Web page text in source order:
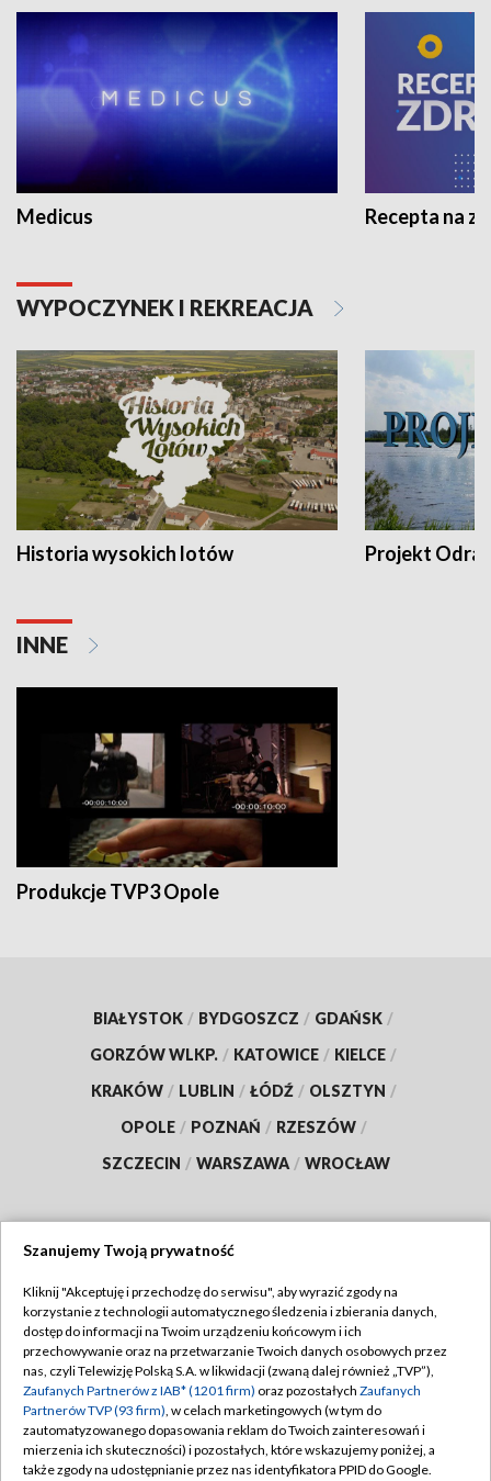
Medicus Recepta na
WYPOCZYNEK I REKREACJA
Historia wysokich lotów Projekt Odra
INNE
Produkcje TVP3 Opole
BIAŁYSTOK / BYDGOSZCZ / GDAŃSK /
GORZÓW WLKP. / KATOWICE / KIELCE /
KRAKÓW / LUBLIN / ŁÓDŹ / OLSZTYN /
OPOLE / POZNAŃ / RZESZÓW /
SZCZECIN / WARSZAWA / WROCŁAW
TVP
Abonament TVP
Emisja w TVP
Centrum informacji TVP
Naziemna Telewizja Cyfrowa
Regulamin TVP
Polityka prywatności
Moje zgody
Pomoc
Szanujemy Twoją prywatność
Kliknij "Akceptuję i przechodzę do serwisu", aby wyrazić zgody na
korzystanie z technologii automatycznego śledzenia i zbierania danych,
dostęp do informacji na Twoim urządzeniu końcowym i ich
przechowywanie oraz na przetwarzanie Twoich danych osobowych przez
nas, czyli Telewizję Polską S.A. w likwidacji (zwaną dalej również „TVP”),
Zaufanych Partnerów z IAB* (1201 firm) oraz pozostałych Zaufanych
Partnerów TVP (93 firm), w celach marketingowych (w tym do
zautomatyzowanego dopasowania reklam do Twoich zainteresowań i
mierzenia ich skuteczności) i pozostałych, które wskazujemy poniżej, a
także zgody na udostępnianie przez nas identyfikatora PPID do Google.